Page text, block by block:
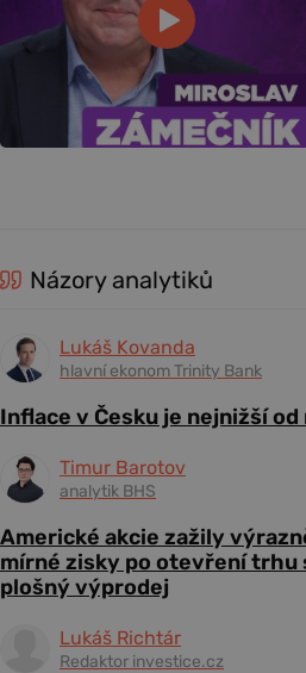
Názory analytiků
Lukáš Kovanda
hlavní ekonom Trinity Bank
Inflace v Česku je nejnižší od
Timur Barotov
analytik BHS
Americké akcie zažily
mírné zisky po otevření trhu
plošný výprodej
Lukáš Richtár
Redaktor investice.cz